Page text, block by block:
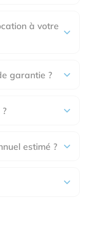
à votre
garantie ?
estimé ?